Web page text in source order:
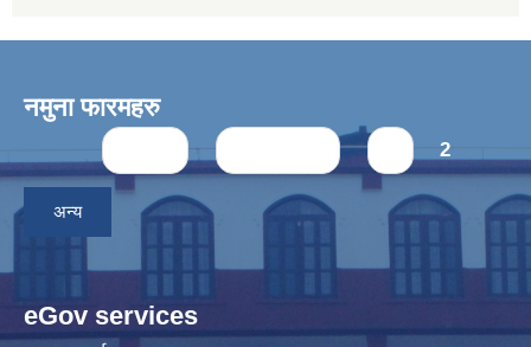
नमुना फारमहरु
Pages 2
अन्य
eGov services